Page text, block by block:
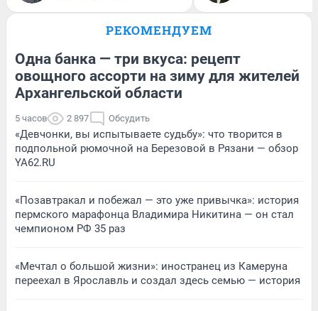
РЕКОМЕНДУЕМ
Одна банка — три вкуса: рецепт
овощного ассорти на зиму для жителей
Архангельской области
5 часов 2 897 Обсудить
«Девчонки, вы испытываете судьбу»: что творится в
подпольной рюмочной на Березовой в Рязани — обзор
YA62.RU
«Позавтракал и побежал — это уже привычка»: история
пермского марафонца Владимира Никитина — он стал
чемпионом РФ 35 раз
«Мечтал о большой жизни»: иностранец из Камеруна
переехал в Ярославль и создал здесь семью — история